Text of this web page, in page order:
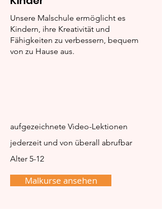
Halloween-Katzen –
Ausmalspaß mit
Hexenhut
Unsere Malschule ermöglicht es
Kindern, ihre Kreativität und
Fähigkeiten zu verbessern, bequem
von zu Hause aus.
aufgezeichnete Video-Lektionen
jederzeit und von überall abrufbar
Alter 5-12
Malkurse ansehen